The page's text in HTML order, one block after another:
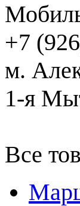
+7
м.
1-я
Все